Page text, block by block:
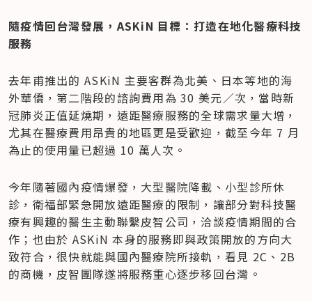
隨疫情回台灣發展，ASKiN 目標：打造在地化醫療科技
服務
去年甫推出的 ASKiN 主要客群為北美、日本等地的海
外華僑，第二階段的諮詢費用為 30 美元／次，當時新
冠肺炎正值延燒期，遠距醫療服務的全球需求量大增，
尤其在醫療費用昂貴的地區更是受歡迎，截至今年 7 月
為止的使用量已超過 10 萬人次。
今年隨著國內疫情爆發，大型醫院降載、小型診所休
診，衛福部緊急開放遠距醫療的限制，讓部分對科技醫
療有興趣的醫生主動聯繫皮智公司，洽談疫情期間的合
作；也由於 ASKiN 本身的服務即與政策開放的方向大
致符合，很快就能與國內醫療院所接軌，看見 2C、2B
的商機，皮智團隊遂將服務重心逐步移回台灣。